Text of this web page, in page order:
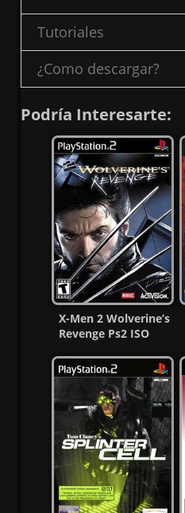
Tutoriales
¿Como descargar?
Podría Interesarte:
X-Men 2 Wolverine’s
Revenge Ps2 ISO